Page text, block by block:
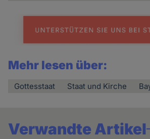
Mehr lesen über:
Gottesstaat Staat und Kirche
Verwandte Artikel